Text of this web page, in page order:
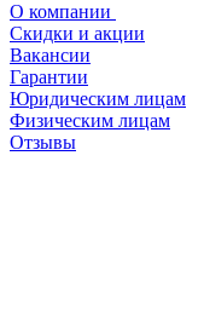
О компании
Скидки и акции
Вакансии
Гарантии
Юридическим лицам
Физическим лицам
Отзывы